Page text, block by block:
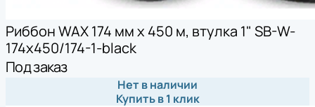
Риббон WAX 174 мм х 450 м, втулка 1" SB-W-
174x450/174-1-black
Под заказ
Нет в наличии
Купить в 1 клик